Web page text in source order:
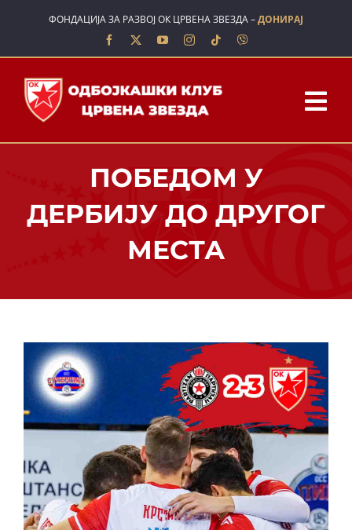
ФОНДАЦИЈА ЗА РАЗВОЈ ОК ЦРВЕНА ЗВЕЗДА –ДОНИРАЈ
О НАМА
КОНТАКТ
ПОБЕДОМ У
ДЕРБИЈУ ДО ДРУГОГ
МЕСТА